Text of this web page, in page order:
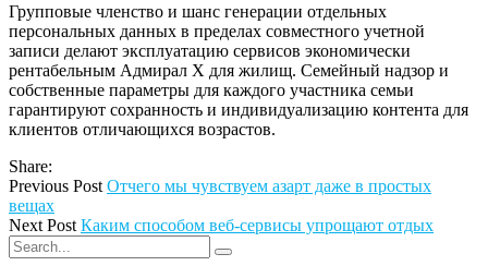
Групповые членство и шанс генерации отдельных
персональных данных в пределах совместного учетной
записи делают эксплуатацию сервисов экономически
рентабельным Адмирал Х для жилищ. Семейный надзор и
собственные параметры для каждого участника семьи
гарантируют сохранность и индивидуализацию контента для
клиентов отличающихся возрастов.
Share:
Previous Post Отчего мы чувствуем азарт даже в простых
вещах
Next Post Каким способом веб-сервисы упрощают отдых